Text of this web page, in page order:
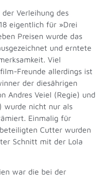
Verleihung des
eigentlich für »Drei
Preisen wurde das
und erntete
Viel
Freunde allerdings ist
der diesährigen
Andres Veiel (Regie) und
wurde nicht nur als
Einmalig für
Cutter wurden
Schnitt mit der Lola
war die bei der